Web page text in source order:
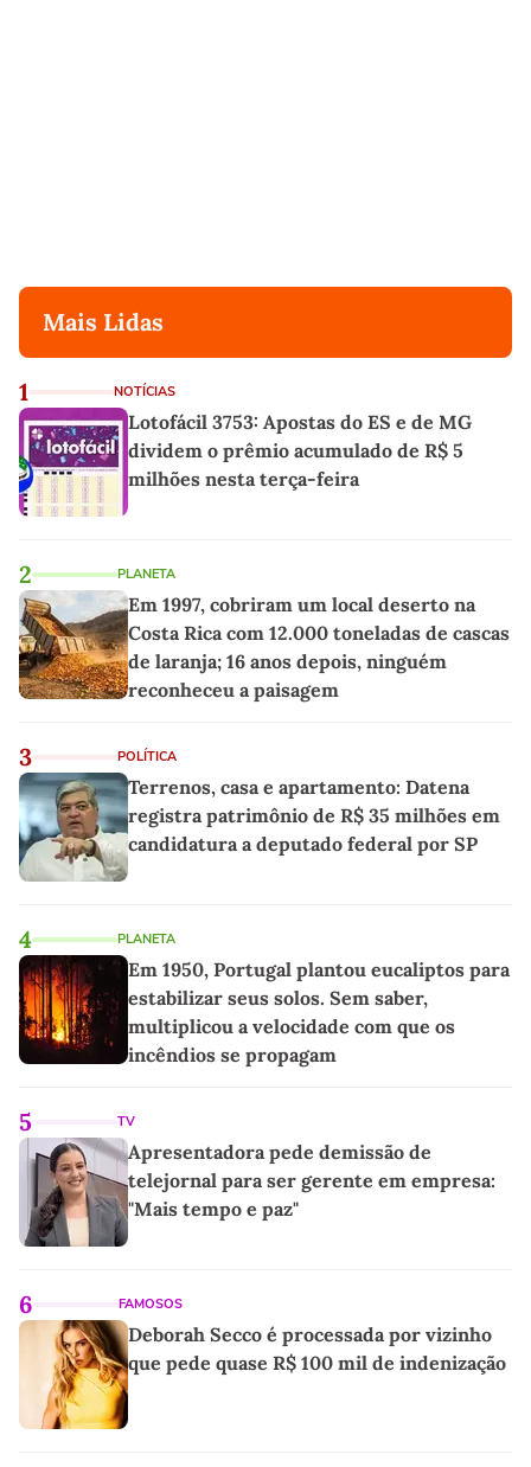
Mais Lidas
1 NOTÍCIAS
Lotofácil 3753: Apostas do ES e de MG
dividem o prêmio acumulado de R$ 5
milhões nesta terça-feira
2 PLANETA
Em 1997, cobriram um local deserto na
Costa Rica com 12.000 toneladas de cascas
de laranja; 16 anos depois, ninguém
reconheceu a paisagem
3 POLÍTICA
Terrenos, casa e apartamento: Datena
registra patrimônio de R$ 35 milhões em
candidatura a deputado federal por SP
4 PLANETA
Em 1950, Portugal plantou eucaliptos para
estabilizar seus solos. Sem saber,
multiplicou a velocidade com que os
incêndios se propagam
5 TV
Apresentadora pede demissão de
telejornal para ser gerente em empresa:
"Mais tempo e paz"
6 FAMOSOS
Deborah Secco é processada por vizinho
que pede quase R$ 100 mil de indenização